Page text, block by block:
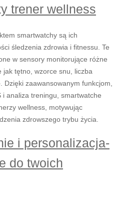
trener wellness
smartwatchy są ich
śledzenia zdrowia i fitnessu. Te
w sensory monitorujące różne
jak tętno, wzorce snu, liczba
Dzięki zaawansowanym funkcjom,
i analiza treningu, smartwatche
wellness, motywując
zdrowszego trybu życia.
i personalizacja-
do twoich